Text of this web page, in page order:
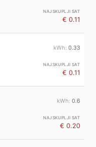
€ 0.11
0.33
€ 0.11
0.6
€ 0.20